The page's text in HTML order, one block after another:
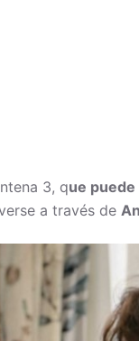
3, que
a través de